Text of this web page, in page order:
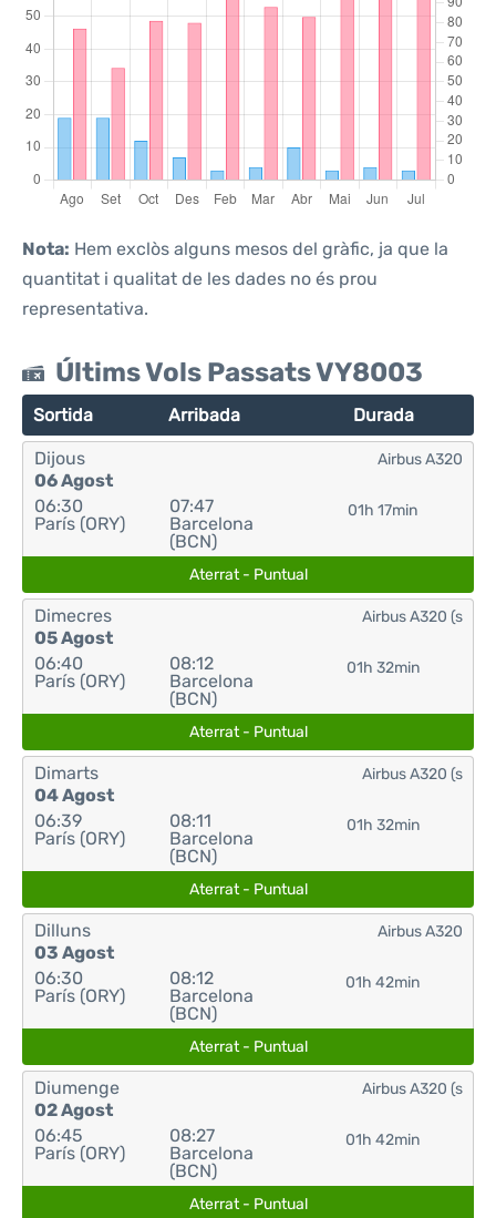
Nota: Hem exclòs alguns mesos del gràfic, ja que la
quantitat i qualitat de les dades no és prou
representativa.
Últims Vols Passats VY8003
Sortida Arribada Durada
Dijous
06 Agost
06:30
París (ORY)
07:47
Barcelona
(BCN)
01h 17min
Airbus A320
Aterrat - Puntual
Dimecres
05 Agost
06:40
París (ORY)
08:12
Barcelona
(BCN)
01h 32min
Airbus A320 (s
Aterrat - Puntual
Dimarts
04 Agost
06:39
París (ORY)
08:11
Barcelona
(BCN)
01h 32min
Airbus A320 (s
Aterrat - Puntual
Dilluns
03 Agost
06:30
París (ORY)
08:12
Barcelona
(BCN)
01h 42min
Airbus A320
Aterrat - Puntual
Diumenge
02 Agost
06:45
París (ORY)
08:27
Barcelona
(BCN)
01h 42min
Airbus A320 (s
Aterrat - Puntual